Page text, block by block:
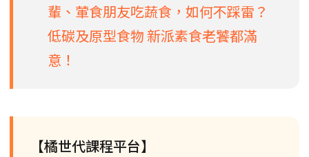
輩、葷食朋友吃蔬食，如何不踩雷？
低碳及原型食物 新派素食老饕都滿
意！
【橘世代課程平台】